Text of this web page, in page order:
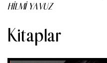
HİLMİ YAVUZ
Kitaplar